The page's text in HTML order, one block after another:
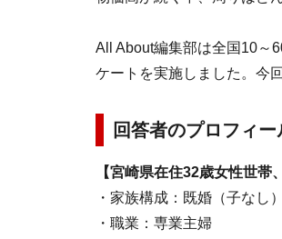
All About編集部は全国10～
ケートを実施しました。今
回答者のプロフィー
【宮崎県在住32歳女性世
・家族構成：既婚（子なし）
・職業：専業主婦